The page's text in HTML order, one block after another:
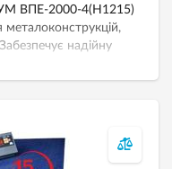
ВПЕ-2000-4(H1215)
металоконструкцій,
надійну